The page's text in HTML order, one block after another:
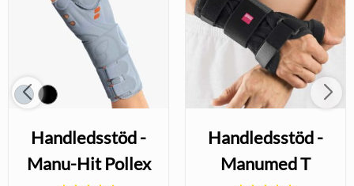
Handledsstöd -
Manu-Hit Pollex
Handledsstöd -
Manumed T